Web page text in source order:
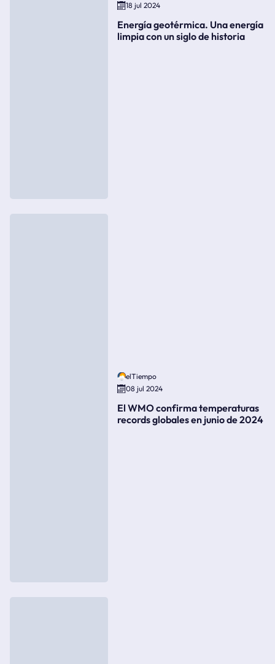
18 jul 2024
Energía geotérmica. Una energía
limpia con un siglo de historia
elTiempo
08 jul 2024
El WMO confirma temperaturas
records globales en junio de 2024